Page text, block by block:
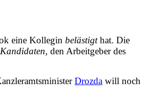
eine Kollegin belästigthat. Die
den Arbeitgeber des
Drozda will noch